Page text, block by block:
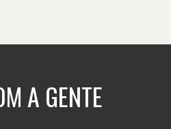
A GENTE